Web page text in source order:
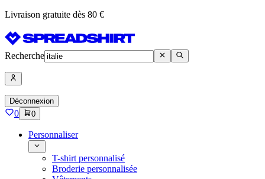
Livraison gratuite dès 80 €
Recherche
Déconnexion
0 0
Personnaliser
T-shirt personnalisé
Broderie personnalisée